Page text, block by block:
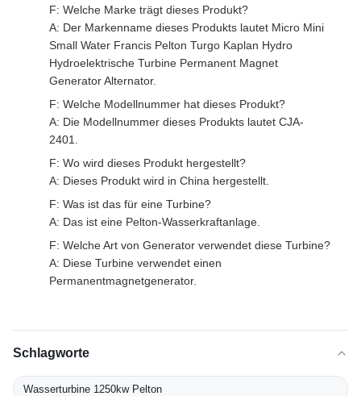
F: Welche Marke trägt dieses Produkt?
A: Der Markenname dieses Produkts lautet Micro Mini
Small Water Francis Pelton Turgo Kaplan Hydro
Hydroelektrische Turbine Permanent Magnet
Generator Alternator.
F: Welche Modellnummer hat dieses Produkt?
A: Die Modellnummer dieses Produkts lautet CJA-
2401.
F: Wo wird dieses Produkt hergestellt?
A: Dieses Produkt wird in China hergestellt.
F: Was ist das für eine Turbine?
A: Das ist eine Pelton-Wasserkraftanlage.
F: Welche Art von Generator verwendet diese Turbine?
A: Diese Turbine verwendet einen
Permanentmagnetgenerator.
Schlagworte
Wasserturbine 1250kw Pelton